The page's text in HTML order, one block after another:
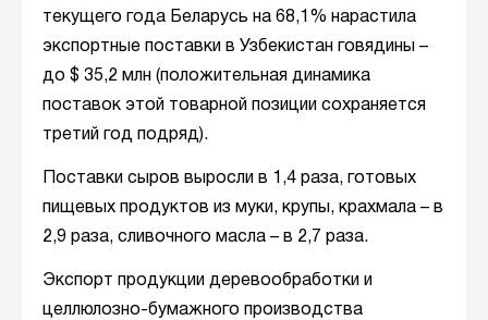
текущего года Беларусь на 68,1% нарастила
экспортные поставки в Узбекистан говядины –
до $ 35,2 млн (положительная динамика
поставок этой товарной позиции сохраняется
третий год подряд).
Поставки сыров выросли в 1,4 раза, готовых
пищевых продуктов из муки, крупы, крахмала – в
2,9 раза, сливочного масла – в 2,7 раза.
Экспорт продукции деревообработки и
целлюлозно-бумажного производства